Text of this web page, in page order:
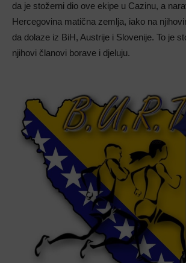
da je stožerni dio ove ekipe u Cazinu, a
Hercegovina matična zemlja, iako na
da dolaze iz BiH, Austrije i Slovenije. To je
njihovi članovi borave i djeluju.